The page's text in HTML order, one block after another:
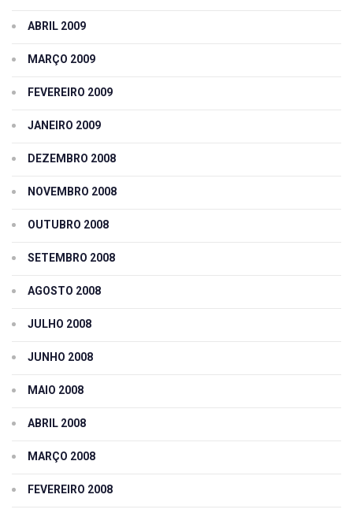
ABRIL 2009
MARÇO 2009
FEVEREIRO 2009
JANEIRO 2009
DEZEMBRO 2008
NOVEMBRO 2008
OUTUBRO 2008
SETEMBRO 2008
AGOSTO 2008
JULHO 2008
JUNHO 2008
MAIO 2008
ABRIL 2008
MARÇO 2008
FEVEREIRO 2008